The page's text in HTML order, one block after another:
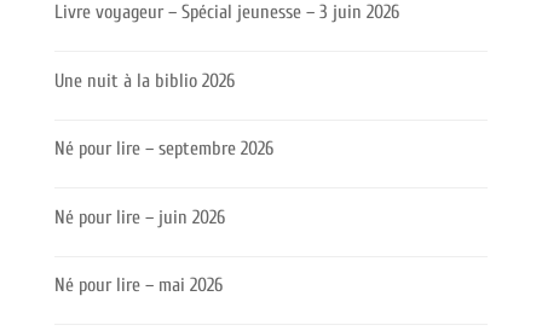
Livre voyageur – Spécial jeunesse – 3 juin 2026
Une nuit à la biblio 2026
Né pour lire – septembre 2026
Né pour lire – juin 2026
Né pour lire – mai 2026